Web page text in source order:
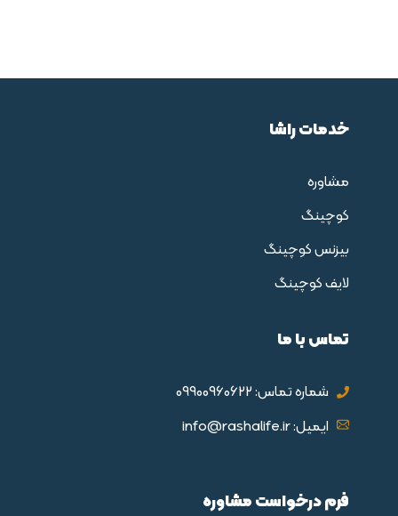
خدمات راشا
مشاوره
کوچینگ
بیزنس کوچینگ
لایف کوچینگ
تماس با ما
شماره تماس: 09900960622
ایمیل: info@rashalife.ir
فرم درخواست مشاوره